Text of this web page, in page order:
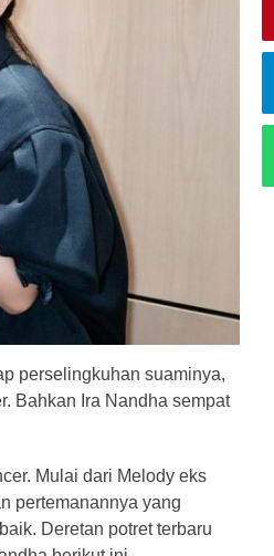
perselingkuhan suaminya,
Bahkan Ira Nandha sempat
Mulai dari Melody eks
pertemanannya yang
Deretan potret terbaru